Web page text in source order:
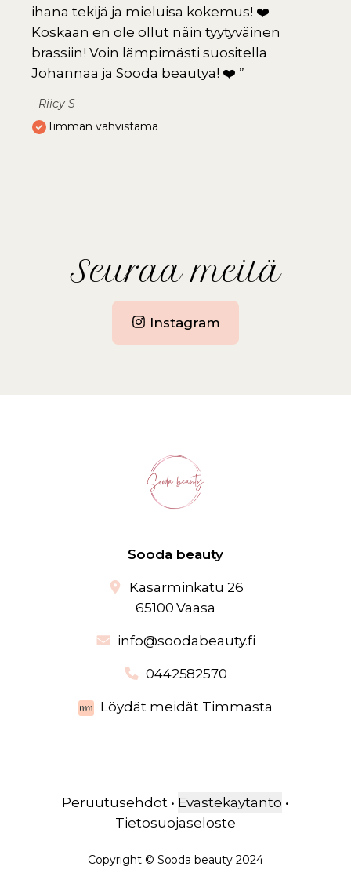
ihana tekijä ja mieluisa kokemus! ❤️
Koskaan en ole ollut näin tyytyväinen
brassiin! Voin lämpimästi suositella
Johannaa ja Sooda beautya! ❤️ ”
- Riicy S
Timman vahvistama
Seuraa meitä
Instagram
Sooda beauty
Kasarminkatu 26
65100 Vaasa
info@soodabeauty.fi
0442582570
Löydät meidät Timmasta
Peruutusehdot • Evästekäytäntö •
Tietosuojaseloste
Copyright© Sooda beauty 2024